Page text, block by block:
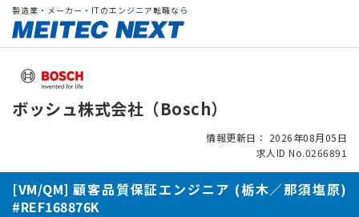
製造業・メーカー・ITのエンジニア転職なら
ボッシュ株式会社（Bosch）
情報更新日： 2026年08月05日
求人ID No.0266891
[VM/QM] 顧客品質保証エンジニア (栃木／那須塩原)
#REF168876K